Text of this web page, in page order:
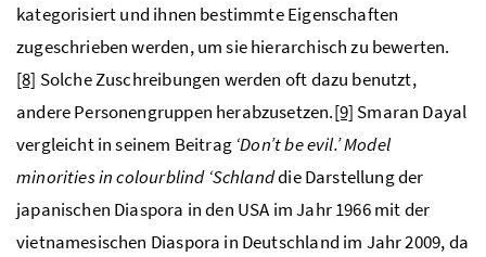
kategorisiert und ihnen bestimmte Eigenschaften
zugeschrieben werden, um sie hierarchisch zu bewerten.
[8] Solche Zuschreibungen werden oft dazu benutzt,
andere Personengruppen herabzusetzen.[9] Smaran Dayal
vergleicht in seinem Beitrag ‘Don’t be evil.’ Model
minorities in colourblind ‘Schlanddie Darstellung der
japanischen Diaspora in den USA im Jahr 1966 mit der
vietnamesischen Diaspora in Deutschland im Jahr 2009, da